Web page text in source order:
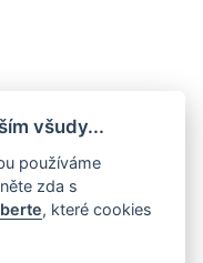
všudy...
používáme
zda s
, které cookies